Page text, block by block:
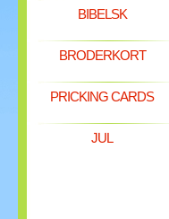
BIBELSK
BRODERKORT
PRICKING CARDS
JUL